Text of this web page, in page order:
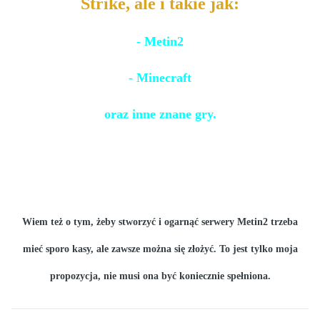
Strike, ale i takie jak:
- Metin2
- Minecraft
oraz inne znane gry.
Wiem też o tym, żeby stworzyć i ogarnąć serwery Metin2 trzeba
mieć sporo kasy, ale zawsze można się złożyć. To jest tylko moja
propozycja, nie musi ona być koniecznie spełniona.